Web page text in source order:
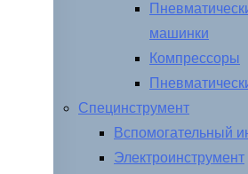
машинки
Компрессоры
Специнструмент
Вспомогательный
Электроинструмент